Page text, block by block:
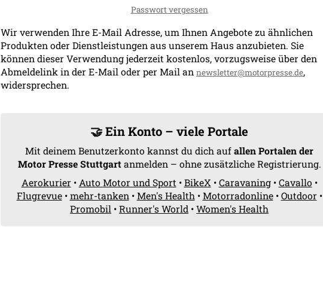
Passwort vergessen
Wir verwenden Ihre E-Mail Adresse, um Ihnen Angebote zu ähnlichen
Produkten oder Dienstleistungen aus unserem Haus anzubieten. Sie
können dieser Verwendung jederzeit kostenlos, vorzugsweise über den
Abmeldelink in der E-Mail oder per Mail an newsletter@motorpresse.de,
widersprechen.
🤝 Ein Konto – viele Portale
Mit deinem Benutzerkonto kannst du dich aufallen Portalen der
Motor Presse Stuttgartanmelden – ohne zusätzliche Registrierung.
Aerokurier • Auto Motor und Sport •BikeX •Caravaning•Cavallo •
Flugrevue•mehr-tanken •Men's Health •Motorradonline•Outdoor •
Promobil •Runner's World •Women's Health